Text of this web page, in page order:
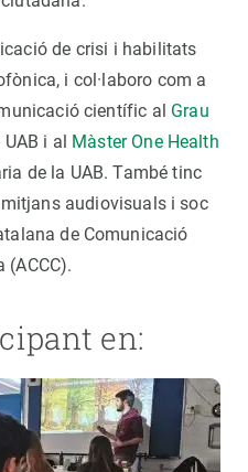
de crisi i habilitats
i col·laboro com a
científic al Grau
UAB i al Màster One Health
de la UAB. També tinc
audiovisuals i soc
de Comunicació
(ACCC).
en: